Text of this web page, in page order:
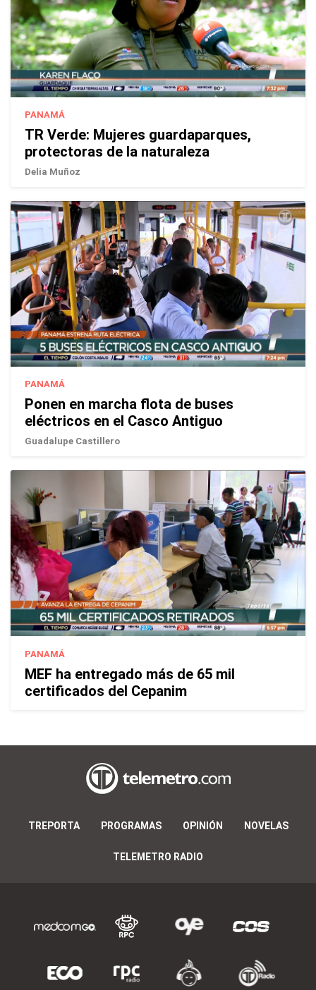
PANAMÁ
TR Verde: Mujeres guardaparques,
protectoras de la naturaleza
Delia Muñoz
PANAMÁ
Ponen en marcha flota de buses
eléctricos en el Casco Antiguo
Guadalupe Castillero
PANAMÁ
MEF ha entregado más de 65 mil
certificados del Cepanim
TREPORTA PROGRAMAS OPINIÓN NOVELAS
TELEMETRO RADIO